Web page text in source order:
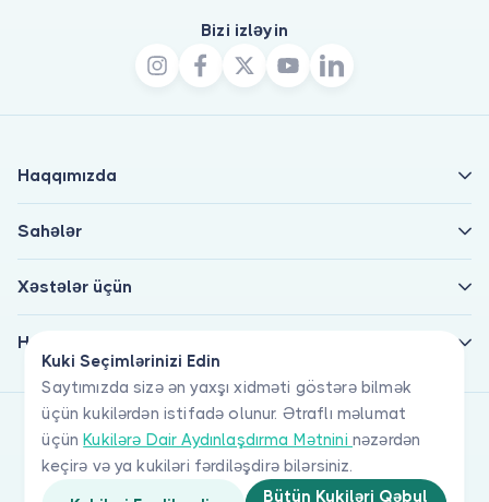
Kuki Seçimlərinizi Edin
Saytımızda sizə ən yaxşı xidməti göstərə bilmək
üçün kukilərdən istifadə olunur. Ətraflı məlumat
üçünKukilərə Dair Aydınlaşdırma Mətnini nəzərdən
keçirə və ya kukiləri fərdiləşdirə bilərsiniz.
Bütün Kukiləri Qəbul
Bizi izləyin
Haqqımızda
Sahələr
Xəstələr üçün
Həkimlər üçün